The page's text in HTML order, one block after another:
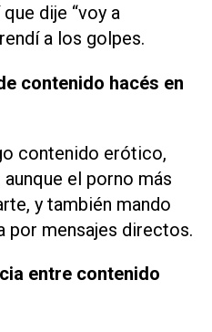
dije “voy a
a los golpes.
contenido hacés en
contenido erótico,
el porno más
y también mando
por mensajes directos.
entre contenido